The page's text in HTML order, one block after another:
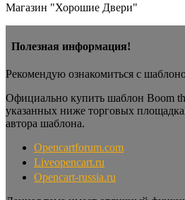
Магазин "Хорошие Двери"
Полезная информация!
Рекомендую ознакомиться с
Официально купить шаблон Boom
указанных ниже торговых
автора шаблона.
Opencartforum.com
Liveopencart.ru
Opencart-russia.ru